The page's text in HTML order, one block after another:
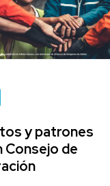
y patrones
Consejo de